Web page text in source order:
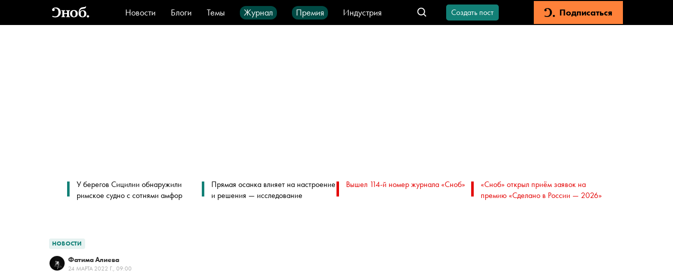
Новости Блоги Темы Журнал Премия
Индустрия
Стиль
Видео Город IT-продукты
Создать пост Подписаться
У берегов Сицилии обнаружили
римское судно с сотнями амфор
Прямая осанка влияет на настроение
и решения — исследование
Вышел 114-й номер журнала «Сноб»
«Сноб» открыл приём заявок на
премию «Сделано в России — 2026»
НОВОСТИ
Фатима Алиева
24 МАРТА 2022 Г., 09:00